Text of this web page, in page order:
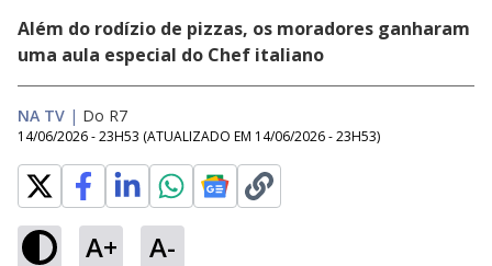
Além do rodízio de pizzas, os moradores ganharam
uma aula especial do Chef italiano
NA TV | Do R7
14/06/2026 - 23H53 (ATUALIZADO EM 14/06/2026 - 23H53)
A+ A-
Loaded: